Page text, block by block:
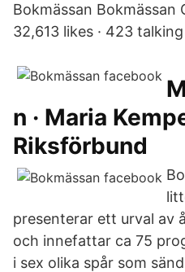
Bokmässan Bokmässan
32,613 likes · 423
n · Maria
Riksförbund
presenterar ett urval av
och innefattar ca 75
i sex olika spår som